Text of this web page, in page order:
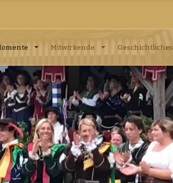
Mitwirkende Geschichtliches